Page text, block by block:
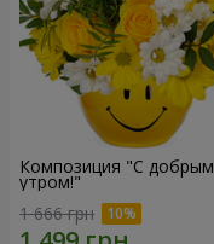
Композиция "С добрым
утром!"
1 666 грн